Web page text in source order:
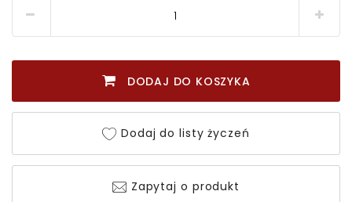
DODAJ DO KOSZYKA
Dodaj do listy życzeń
Zapytaj o produkt